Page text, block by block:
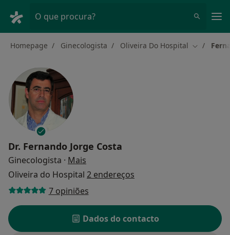
O que procura?
Homepage Ginecologista Oliveira Do Hospital Mudar de
Dr. Fernando Jorge Costa
Ginecologista · Mais
Oliveira do Hospital 2 endereços
7 opiniões
Dados do contacto